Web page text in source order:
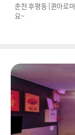
춘천 후평동 [퀸아로
요~